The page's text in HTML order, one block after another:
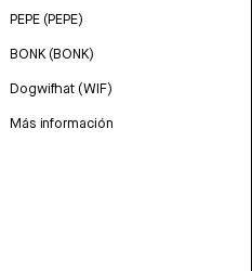
PEPE (PEPE)
BONK (BONK)
Dogwifhat (WIF)
Más información